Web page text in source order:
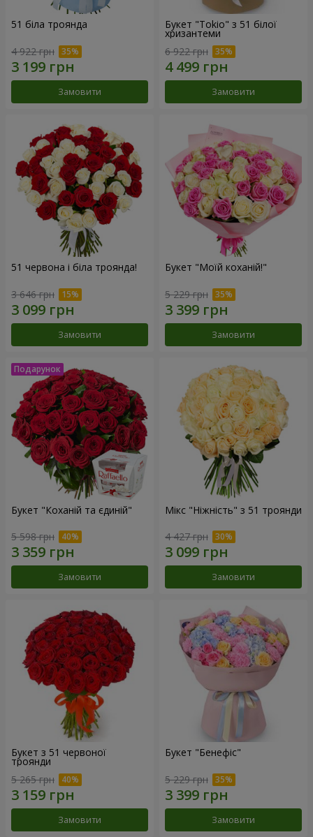
51 біла троянда
4 922 грн
Замовити
Букет "Tokio" з 51 білої
хризантеми
6 922 грн
Замовити
51 червона і біла троянда!
3 646 грн
Замовити
Букет "Моїй коханій!"
5 229 грн
Замовити
Букет "Коханій та єдиній"
5 598 грн
Замовити
Мікс "Ніжність" з 51 троянди
4 427 грн
Замовити
Букет з 51 червоної
троянди
5 265 грн
Замовити
Букет "Бенефіс"
5 229 грн
Замовити